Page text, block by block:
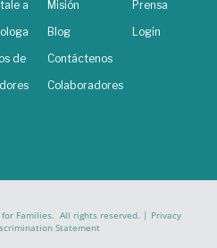
a
de
Misión
Blog
Contáctenos
Colaboradores
Prensa
Login
Families. All rights reserved. | Privacy
Statement